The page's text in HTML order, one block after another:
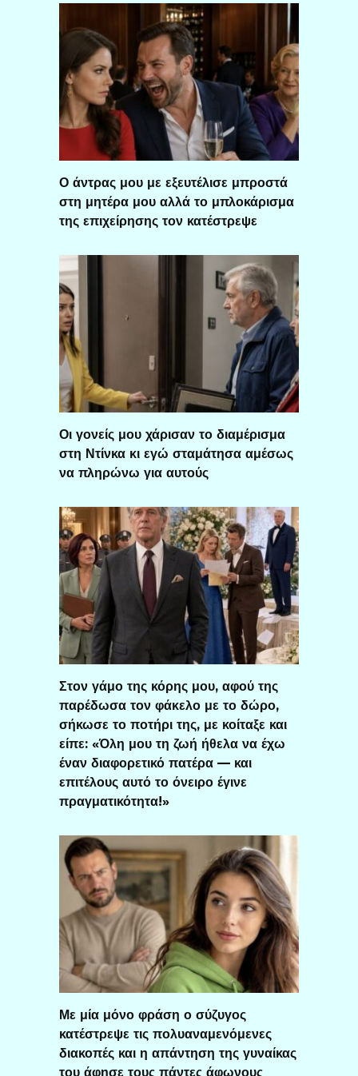
Ο άντρας μου με εξευτέλισε μπροστά
στη μητέρα μου αλλά το μπλοκάρισμα
της επιχείρησης τον κατέστρεψε
Οι γονείς μου χάρισαν το διαμέρισμα
στη Ντίνκα κι εγώ σταμάτησα αμέσως
να πληρώνω για αυτούς
Στον γάμο της κόρης μου, αφού της
παρέδωσα τον φάκελο με το δώρο,
σήκωσε το ποτήρι της, με κοίταξε και
είπε: «Όλη μου τη ζωή ήθελα να έχω
έναν διαφορετικό πατέρα — και
επιτέλους αυτό το όνειρο έγινε
πραγματικότητα!»
Με μία μόνο φράση ο σύζυγος
κατέστρεψε τις πολυαναμενόμενες
διακοπές και η απάντηση της γυναίκας
του άφησε τους πάντες άφωνους